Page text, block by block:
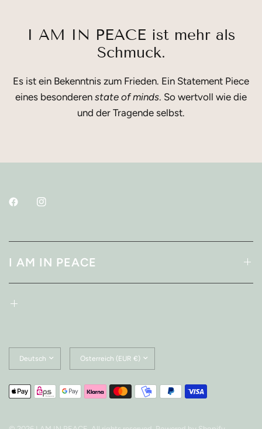
I AM IN PEACE ist mehr als
Schmuck.
Es ist ein Bekenntnis zum Frieden. Ein Statement Piece
eines besonderen state of minds. So wertvoll wie die
und der Tragende selbst.
I AM IN PEACE
aktualisieren
aktualisieren